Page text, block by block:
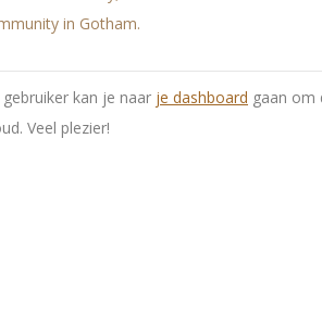
in Gotham.
kan je naar je dashboard gaan om
Veel plezier!